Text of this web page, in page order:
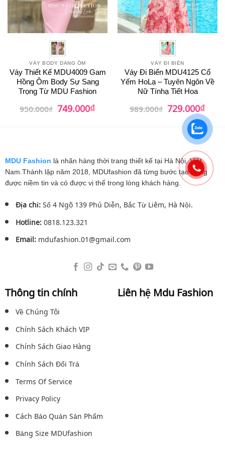
VÁY BODY DÁNG ÔM
Váy Thiết Kế MDU4009 Gam
Hồng Ôm Body Sự Sang
Trọng Từ MDU Fashion
950.000₫ Giá
gốc
749.000₫Giá
hiện
VÁY ĐI BIỂN
Váy Đi Biển MDU4125 Cổ
Yếm HoLạ – Tuyên Ngôn Về
Nữ Tínhạ Tiết Hoa
989.000₫ Giá
gốc
989.000₫.
729.000₫Giá
hiện
tại
là:
MDU Fashion là nhãn hàng thời trang thiết kế tại Hà Nội, Việt
Nam.Thành lập năm 2018, MDUfashion đã từng bước tạo dựng
được niềm tin và có được vị thế trong lòng khách hàng.
Địa chỉ:Số 4 Ngõ 139 Phú Diễn, Bắc Từ Liêm, Hà Nội.
Hotline:0818.123.321
Email:mdufashion.01@gmail.com
Thông tin chính
Về Chúng Tôi
Chính Sách Khách VIP
Chính Sách Giao Hàng
Chính Sách Đổi Trả
Terms Of Service
Privacy Policy
Cách Bảo Quản Sản Phẩm
Bảng Size MDUfashion
Liên hệ Mdu Fashion